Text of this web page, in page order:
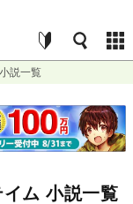
説一覧
ム 小説一覧